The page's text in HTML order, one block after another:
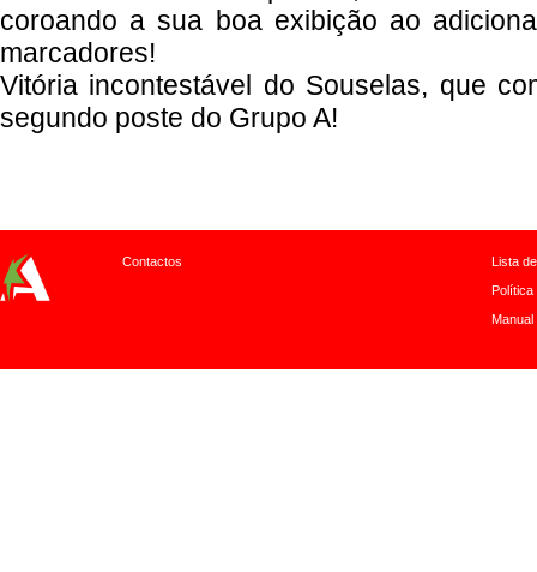
coroando a sua boa exibição ao
marcadores!
Vitória incontestável do Souselas, que
segundo poste do Grupo A!
Contactos
Lista
Política